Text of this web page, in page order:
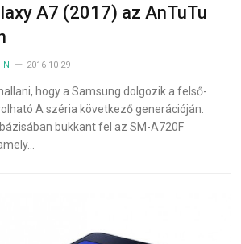
A7 (2017) az AnTuTu
2016-10-29
hogy a Samsung dolgozik a felső-
A széria következő generációján.
bukkant fel az SM-A720F